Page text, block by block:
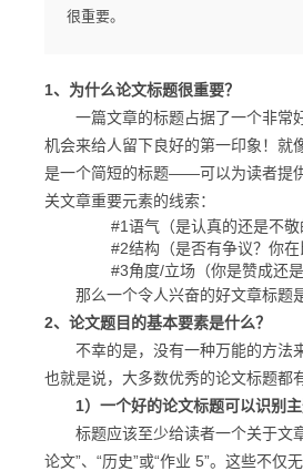
很重要。
1、为什么论文标题很重要？
一篇文章的标题占据了一个非常
机会来给人留下良好的第一印象！ 就
是一个简短的标题——可以为读者提
关文章重要元素的线索：
#1语气（是认真的还是不敬
#2结构（是否有争议？你在比
#3角度/立场（你是赞成还是
那么一个令人兴奋的好文章标题是
2、 论文题目的基本要素是什么？
不幸的是，没有一种万能的方法来
也就是说，大多数优秀的论文标题都
1）一个好的论文标题可以识别主
标题应该至少给读者一个关于文章
论文”、“历史”或“作业 5”。 这些不仅